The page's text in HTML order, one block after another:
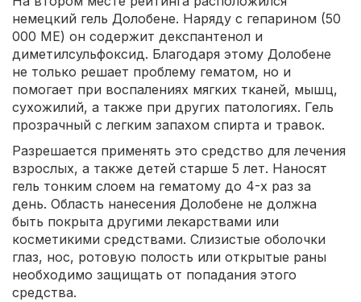
немецкий гель Долобене. Наряду с гепарином (50
000 МЕ) он содержит декспантенол и
диметилсульфоксид. Благодаря этому Долобене
не только решает проблему гематом, но и
помогает при воспалениях мягких тканей, мышц,
сухожилий, а также при других патологиях. Гель
прозрачный с легким запахом спирта и травок.
Разрешается применять это средство для лечения
взрослых, а также детей старше 5 лет. Наносят
гель тонким слоем на гематому до 4-х раз за
день. Область нанесения Долобене не должна
быть покрыта другими лекарствами или
косметикими средствами. Слизистые оболочки
глаз, нос, ротовую полость или открытые раны
необходимо защищать от попадания этого
средства.